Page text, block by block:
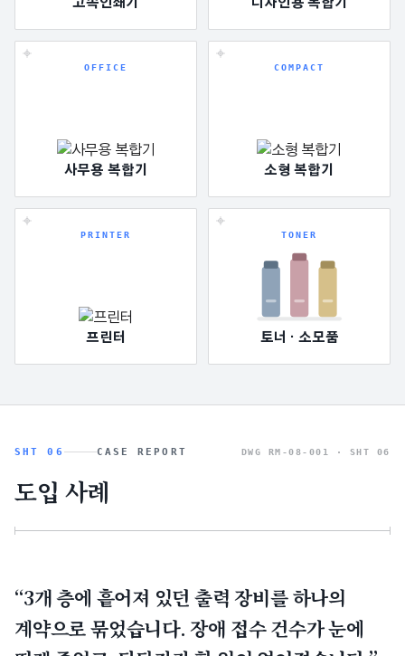
고속인쇄기 디자인용 복합기
OFFICE
사무용 복합기
COMPACT
소형 복합기
PRINTER
프린터
TONER
토너 · 소모품
SHT 06 CASE REPORT DWG RM-08-001 · SHT 06
도입 사례
“3개 층에 흩어져 있던 출력 장비를 하나의
계약으로 묶었습니다. 장애 접수 건수가 눈에